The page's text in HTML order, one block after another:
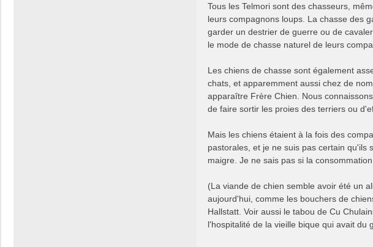
Tous les Telmori sont des chasseurs,
leurs compagnons loups. La chasse des
garder un destrier de guerre ou de
le mode de chasse naturel de leurs
Les chiens de chasse sont également
chats, et apparemment aussi chez de
apparaître Frère Chien. Nous
de faire sortir les proies des terriers ou
Mais les chiens étaient à la fois des
pastorales, et je ne suis pas certain qu'ils
maigre. Je ne sais pas si la
(La viande de chien semble avoir été un
aujourd'hui, comme les bouchers de
Hallstatt. Voir aussi le tabou de Cu
l'hospitalité de la vieille bique qui avait du